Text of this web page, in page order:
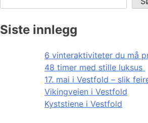
Siste innlegg
6 vinteraktiviteter du må
48 timer med stille luksus
17. mai i Vestfold – slik
Vikingveien i Vestfold
Kyststiene i Vestfold